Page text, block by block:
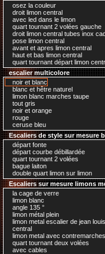
osez la couleur
droit limon central
avec led dans le limon
quart tournant 2 volées gauche
droit limon central tubes inox
pose limon central
avant et apres limon central
haut et bas limon central
quart tournant départ limon
escalier multicolore
noir et blanc
blanc et hêtre naturel
limon blanc marches taupe
tout gris
noir et orange
rouge
ceruse bleu
Escaliers de style sur mesure
départ fonte
départ courbe débillardée
quart tournant 2 volées
bague laiton
double quart limon sur limon
Escaliers sur mesure limons
la cage de verre
limon blanc
angle 135 °
limon métal plein
limon metal escalier de jean louis
central
limon metal avec contremarches
quart tournant deux volées
avec cables